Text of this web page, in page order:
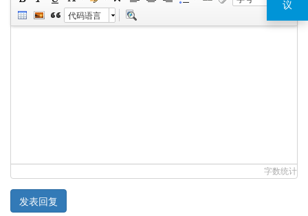
代码语言
字数统计
发表回复
议